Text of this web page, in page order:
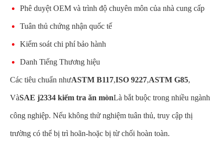
Phê duyệt OEM và trình độ chuyên môn của nhà cung cấp
Tuân thủ chứng nhận quốc tế
Kiểm soát chi phí bảo hành
Danh Tiếng Thương hiệu
Các tiêu chuẩn nhưASTM B117,ISO 9227,ASTM G85,
VàSAE j2334 kiểm tra ăn mònLà bắt buộc trong nhiều ngành
công nghiệp. Nếu không thử nghiệm tuân thủ, truy cập thị
trường có thể bị trì hoãn-hoặc bị từ chối hoàn toàn.